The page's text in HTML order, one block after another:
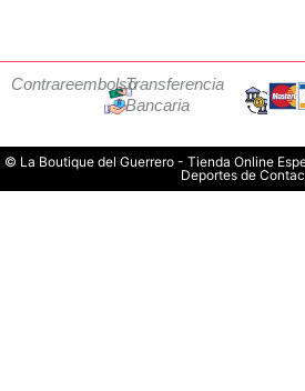
ContrareembolsoTransferencia
Bancaria
© La Boutique del Guerrero - Tienda Online
Deportes de